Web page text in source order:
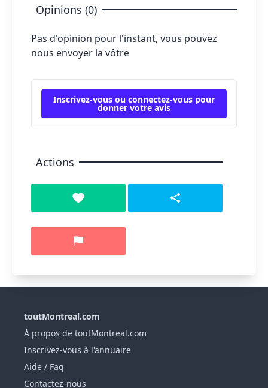
Opinions (0)
Pas d'opinion pour l'instant, vous pouvez
nous envoyer la vôtre
Inscrivez-vous ou connectez-vous pour
donner votre avis
Actions
toutMontreal.com
À propos de toutMontreal.com
Inscrivez-vous à l'annuaire
Aide / Faq
Contactez-nous